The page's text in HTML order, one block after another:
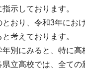
示しております。
とおり、令和3年にお
考えております。
別にみると、特に高
県立高校では、全て